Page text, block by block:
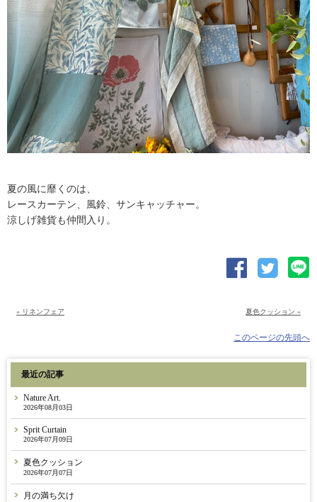
夏の風に靡くのは、
レースカーテン、風鈴、サンキャッチャー。
涼しげ雑貨も仲間入り。
« リネンフェア 夏色クッション »
このページの先頭へ
最近の記事
Nature Art.
2026年08月03日
Sprit Curtain
2026年07月09日
夏色クッション
2026年07月07日
月の満ち欠け